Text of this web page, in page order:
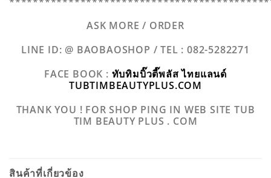
ASK MORE / ORDER
LINE ID: @ BAOBAOSHOP /TEL : 082-5282271
FACE BOOK : ทับทิมบิ๊วตี๊พลัส ไทยแลนด์
TUBTIMBEAUTYPLUS.COM
THANK YOU ! FOR SHOP PING IN WEB SITE TUB
TIM BEAUTY PLUS . COM
สินค้าที่เกี่ยวข้อง